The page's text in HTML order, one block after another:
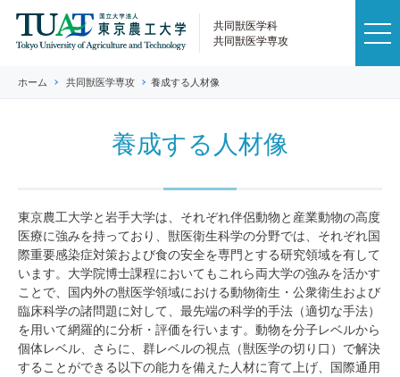
共同獣医学科
共同獣医学専攻
ホーム 共同獣医学専攻 養成する人材像
養成する人材像
東京農工大学と岩手大学は、それぞれ伴侶動物と産業動物の高度
医療に強みを持っており、獣医衛生科学の分野では、それぞれ国
際重要感染症対策および食の安全を専門とする研究領域を有して
います。大学院博士課程においてもこれら両大学の強みを活かす
ことで、国内外の獣医学領域における動物衛生・公衆衛生および
臨床科学の諸問題に対して、最先端の科学的手法（適切な手法）
を用いて網羅的に分析・評価を行います。動物を分子レベルから
個体レベル、さらに、群レベルの視点（獣医学の切り口）で解決
することができる以下の能力を備えた人材に育て上げ、国際通用